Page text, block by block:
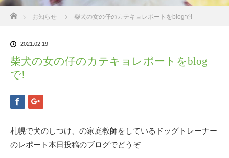
ホーム
お知らせ 柴犬の女の仔のカテキョレポートをblogで!
2021.02.19
柴犬の女の仔のカテキョレポートをblog
で!
札幌で犬のしつけ、の家庭教師をしているドッグトレーナー
のレポート本日投稿のブログでどうぞ